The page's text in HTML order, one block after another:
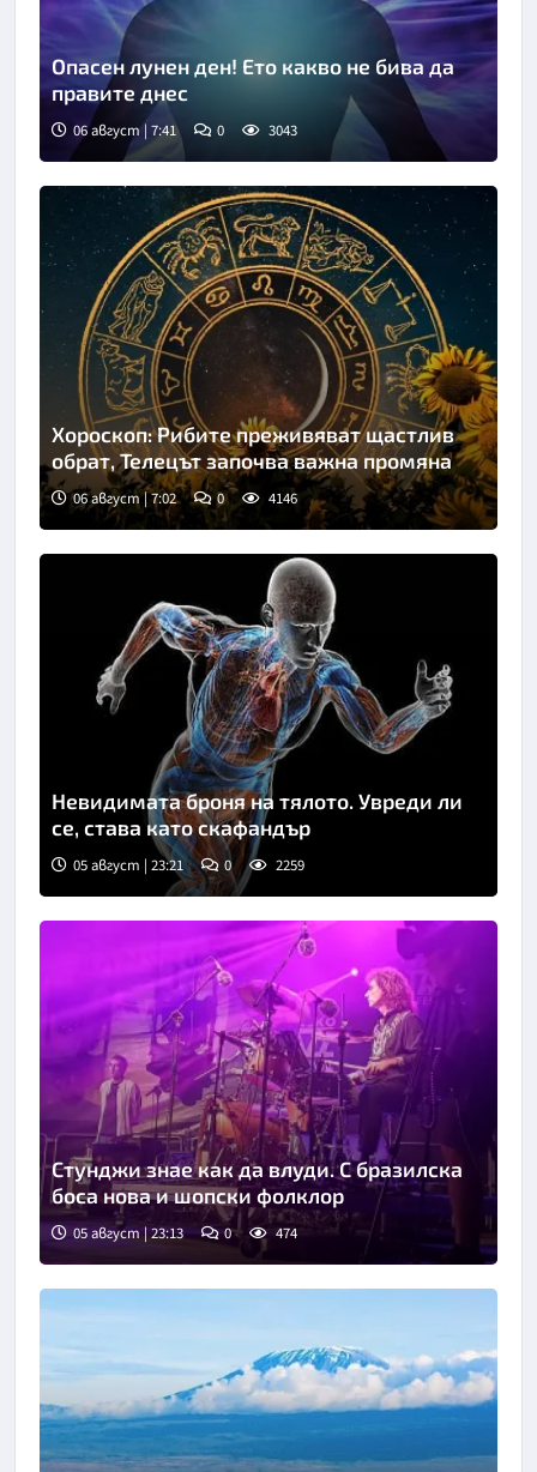
Опасен лунен ден! Ето какво не бива да
правите днес
06 август | 7:41 0 3043
Хороскоп: Рибите преживяват щастлив
обрат, Телецът започва важна промяна
06 август | 7:02 0 4146
Невидимата броня на тялото. Увреди ли
се, става като скафандър
05 август | 23:21 0 2259
Стунджи знае как да влуди. С бразилска
боса нова и шопски фолклор
05 август | 23:13 0 474